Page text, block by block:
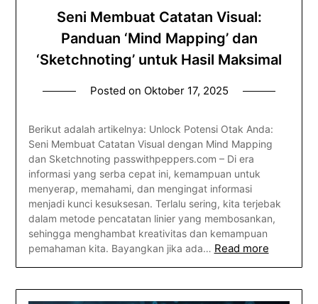
Seni Membuat Catatan Visual:
Panduan ‘Mind Mapping’ dan
‘Sketchnoting’ untuk Hasil Maksimal
Posted on Oktober 17, 2025
Berikut adalah artikelnya: Unlock Potensi Otak Anda:
Seni Membuat Catatan Visual dengan Mind Mapping
dan Sketchnoting passwithpeppers.com – Di era
informasi yang serba cepat ini, kemampuan untuk
menyerap, memahami, dan mengingat informasi
menjadi kunci kesuksesan. Terlalu sering, kita terjebak
dalam metode pencatatan linier yang membosankan,
sehingga menghambat kreativitas dan kemampuan
pemahaman kita. Bayangkan jika ada… Read more